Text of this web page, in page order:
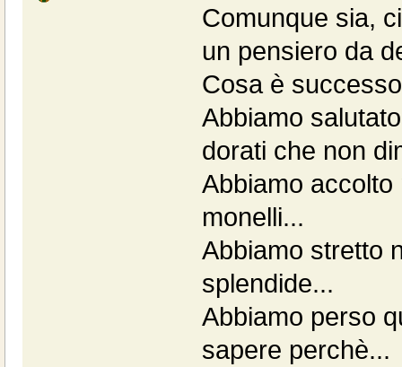
Comunque sia,
un pensiero da
Cosa è
Abbiamo
dorati che non
Abbiamo
monelli...
Abbiamo stretto
splendide...
Abbiamo perso
sapere perchè...